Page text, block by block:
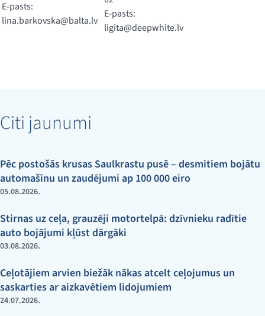
E-pasts:
lina.barkovska@balta.lv
E-pasts:
ligita@deepwhite.lv
Citi jaunumi
Pēc postošās krusas Saulkrastu pusē – desmitiem bojātu
automašīnu un zaudējumi ap 100 000 eiro
05.08.2026.
Stirnas uz ceļa, grauzēji motortelpā: dzīvnieku radītie
auto bojājumi kļūst dārgāki
03.08.2026.
Ceļotājiem arvien biežāk nākas atcelt ceļojumus un
saskarties ar aizkavētiem lidojumiem
24.07.2026.